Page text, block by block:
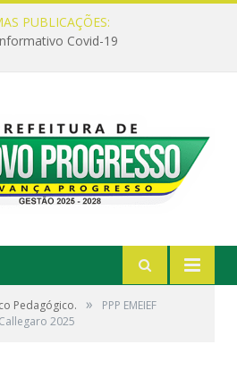
PUBLICAÇÕES:
Covid-19
Pedagógico. »
PPP EMEIEF
2025